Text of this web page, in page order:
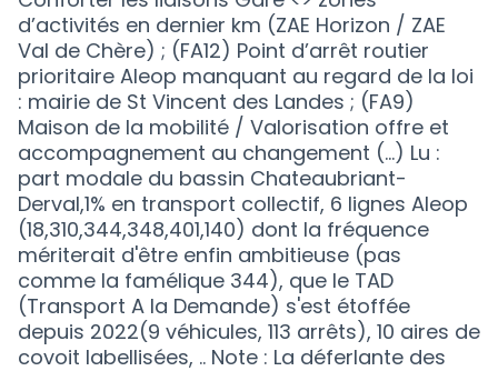
d’activités en dernier km (ZAE Horizon / ZAE
Val de Chère) ; (FA12) Point d’arrêt routier
prioritaire Aleop manquant au regard de la loi
: mairie de St Vincent des Landes ; (FA9)
Maison de la mobilité / Valorisation offre et
accompagnement au changement (...) Lu :
part modale du bassin Chateaubriant-
Derval,1% en transport collectif, 6 lignes Aleop
(18,310,344,348,401,140) dont la fréquence
mériterait d'être enfin ambitieuse (pas
comme la famélique 344), que le TAD
(Transport A la Demande) s'est étoffée
depuis 2022(9 véhicules, 113 arrêts), 10 aires de
covoit labellisées, .. Note : La déferlante des